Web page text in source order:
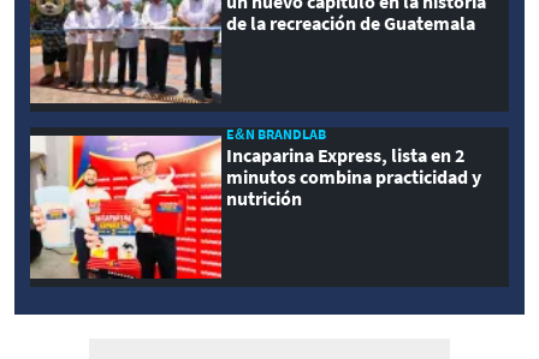
de la recreación de Guatemala
E&N BRANDLAB
Incaparina Express, lista en 2
minutos combina practicidad y
nutrición